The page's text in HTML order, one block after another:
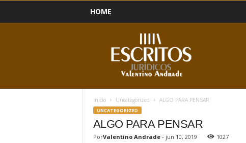
HOME
Início Uncategorized ALGO PARA PENSAR
UNCATEGORIZED
ALGO PARA PENSAR
PorValentino Andrade- jun 10, 2019 1027